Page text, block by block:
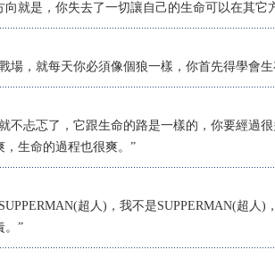
向就是，你失去了一切讓自己的生命可以在其它
場，就每天你必須像個狼一樣，你首先得學會
不忐忑了，它跟生命的路是一樣的，你要經過
，生命的過程也很爽。”
超人)，我不是SUPPERMAN(超人)
。”